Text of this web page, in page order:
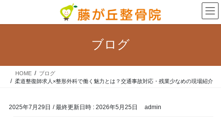
テ
ス
ゲ
ン
ブログ
HOME
ブログ
柔道整復師求人×整形外科で働く魅力とは？交通事故対応・残業少なめの現場紹介
2025年7月29日 / 最終更新日時 : 2026年5月25日 admin